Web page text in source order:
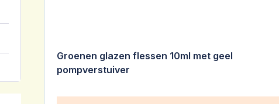
Groenen glazen flessen 10ml met geel
pompverstuiver